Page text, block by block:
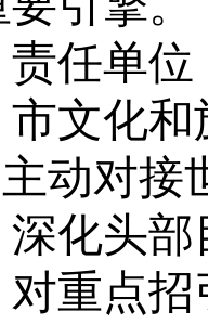
责任单
市文化和
主动对接
深化头
对重点